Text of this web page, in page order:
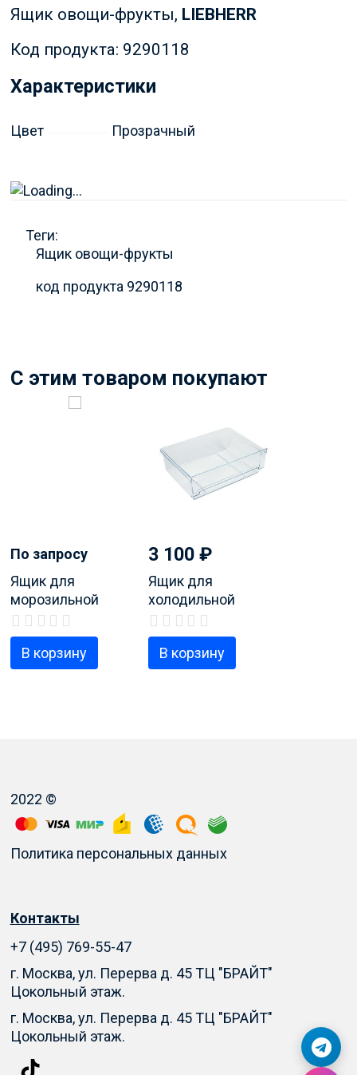
Ящик овощи-фрукты, LIEBHERR
Код продукта: 9290118
Характеристики
Цвет Прозрачный
Теги:
Ящик овощи-фрукты
код продукта 9290118
C этим товаром покупают
По запросу
Ящик для
морозильной
камеры, код
продукта 9790121
В корзину
3 100 ₽
Ящик для
холодильной
камеры, код
продукта 9290116
В корзину
2022 ©
Политика персональных данных
Контакты
+7 (495) 769-55-47
г. Москва, ул. Перерва д. 45 ТЦ "БРАЙТ"
Цокольный этаж.
г. Москва, ул. Перерва д. 45 ТЦ "БРАЙТ"
Цокольный этаж.